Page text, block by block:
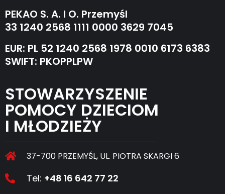
PEKAO S. A. I O. Przemyśl
33 1240 2568 1111 0000 3629 7045
EUR: PL 52 1240 2568 1978 0010 6173 6383
SWIFT: PKOPPLPW
STOWARZYSZENIE
POMOCY DZIECIOM
I MŁODZIEŻY
37-700 PRZEMYŚL, UL. PIOTRA SKARGI 6
Tel: +48 16 642 77 22